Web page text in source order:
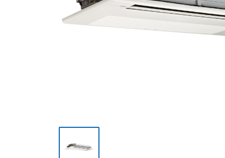
Полупромышленные сплит-
системы
Mini VRF-системы серия
Руфтопы